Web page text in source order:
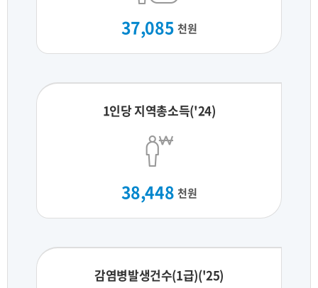
37,085 천원
1인당 지역총소득('24)
38,448 천원
감염병발생건수(1급)('25)